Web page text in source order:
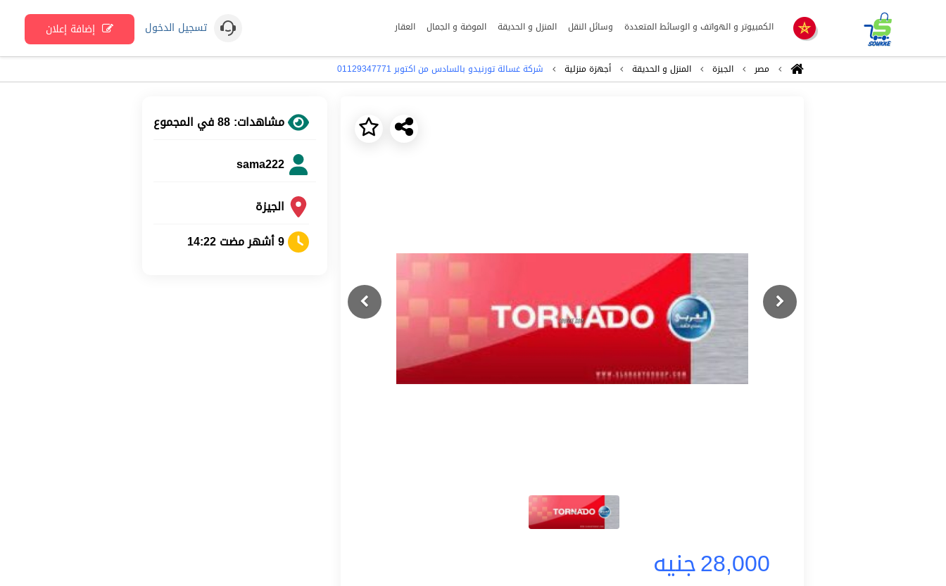
الكمبيوتر و الهواتف و الوسائط المتعددة وسائل النقل المنزل و الحديقة الموضة و الجمال العقار تسجيل الدخول إضافة إعلان
مصر الجيزة المنزل و الحديقة أجهزة منزلية شركة غسالة تورنيدو بالسادس من اكتوبر 01129347771
Previous
Next
28,000جنيه
مشاهدات: 88 في المجموع
sama222
الجيزة
9 أشهر مضت 14:22